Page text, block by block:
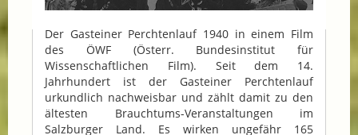
Der Gasteiner Perchtenlauf 1940 in einem Film
des ÖWF (Österr. Bundesinstitut für
Wissenschaftlichen Film). Seit dem 14.
Jahrhundert ist der Gasteiner Perchtenlauf
urkundlich nachweisbar und zählt damit zu den
ältesten Brauchtums-Veranstaltungen im
Salzburger Land. Es wirken ungefähr 165